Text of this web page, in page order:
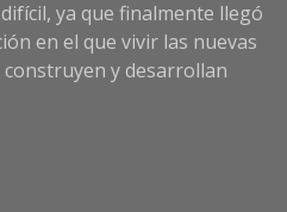
ya que finalmente llegó
en el que vivir las nuevas
construyen y desarrollan